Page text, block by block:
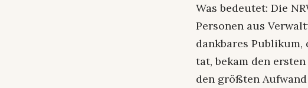
Was bedeutet: Die
Personen aus
dankbares
tat, bekam den
den größten